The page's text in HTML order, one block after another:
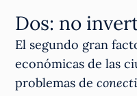
Dos: no
El segundo gran
económicas de las
problemas de